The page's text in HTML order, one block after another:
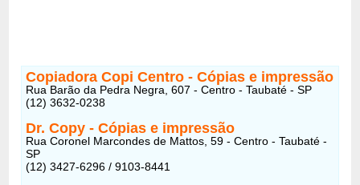
Copiadora Copi Centro - Cópias e impressão
Rua Barão da Pedra Negra, 607 - Centro - Taubaté - SP
(12) 3632-0238
Dr. Copy - Cópias e impressão
Rua Coronel Marcondes de Mattos, 59 - Centro - Taubaté -
SP
(12) 3427-6296 / 9103-8441